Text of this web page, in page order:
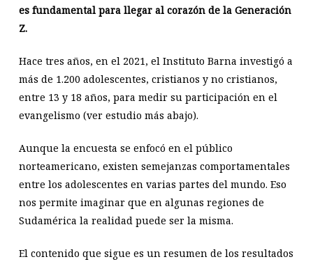
es fundamental para llegar al corazón de la Generación
Z.
Hace tres años, en el 2021, el Instituto Barna investigó a
más de 1.200 adolescentes, cristianos y no cristianos,
entre 13 y 18 años, para medir su participación en el
evangelismo (ver estudio más abajo).
Aunque la encuesta se enfocó en el público
norteamericano, existen semejanzas comportamentales
entre los adolescentes en varias partes del mundo. Eso
nos permite imaginar que en algunas regiones de
Sudamérica la realidad puede ser la misma.
El contenido que sigue es un resumen de los resultados